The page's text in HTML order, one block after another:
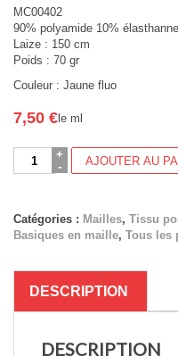
MC00402
90% polyamide 10% élasthanne
Laize : 150 cm
Poids : 70 gr
Couleur : Jaune fluo
7,50 €le ml
quantité
de
JAUNE
FLUO
AJOUTER AU
Catégories : Mailles, Tissu
Basiques en maille, Tous les
DESCRIPTION
DESCRIPTION